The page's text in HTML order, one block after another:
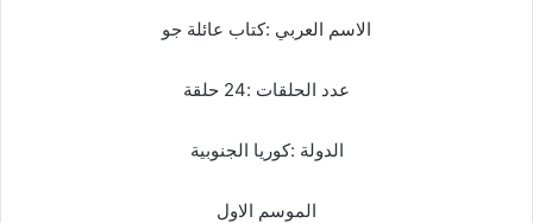
الاسم العربي :كتاب عائلة جو
عدد الحلقات :24 حلقة
الدولة :كوريا الجنوبية
الموسم الاول